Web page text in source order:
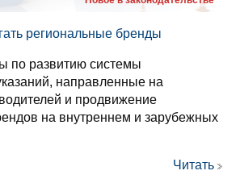
ре­ги­ональ­ные брен­ды
по развитию системы
направленные на
и продвижение
на внутреннем и зарубежных
Читать